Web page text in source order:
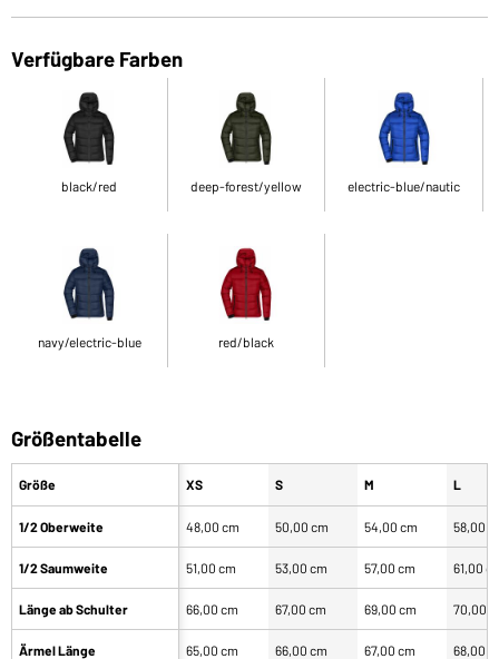
Verfügbare Farben
black/red deep-forest/yellow electric-blue/nautic
navy/electric-blue red/black
Größentabelle
Größe
1/2 Oberweite
1/2 Saumweite
Länge ab Schulter
Ärmel Länge
XS S M L
48,00 cm 50,00 cm 54,00 cm 58,00
51,00 cm 53,00 cm 57,00 cm 61,00
66,00 cm 67,00 cm 69,00 cm 70,00
65,00 cm 66,00 cm 67,00 cm 68,00